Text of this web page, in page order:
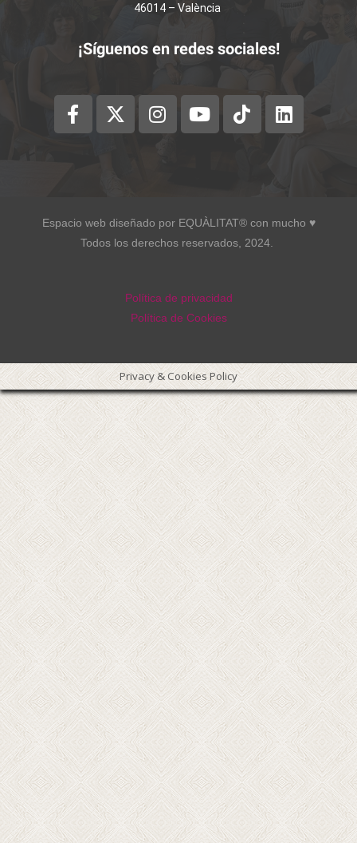
46014 – València
¡Síguenos en redes sociales!
Espacio web diseñado por EQUÀLITAT® con mucho ♥︎
Todos los derechos reservados, 2024.
Política de privacidad
Política de Cookies
Privacy & Cookies Policy